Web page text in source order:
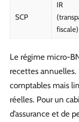
SCP
IR
fiscale)
Le régime micro-
recettes
comptables mais
réelles. Pour un
d’assurance et de